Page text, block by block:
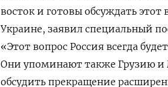
восток и готовы обсуждать
Украине, заявил специальный
«Этот вопрос Россия всегда
Они упоминают также Грузию
обсудить прекращение